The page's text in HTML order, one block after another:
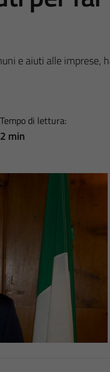
e aiuti alle imprese,
Tempo di lettura:
2 min